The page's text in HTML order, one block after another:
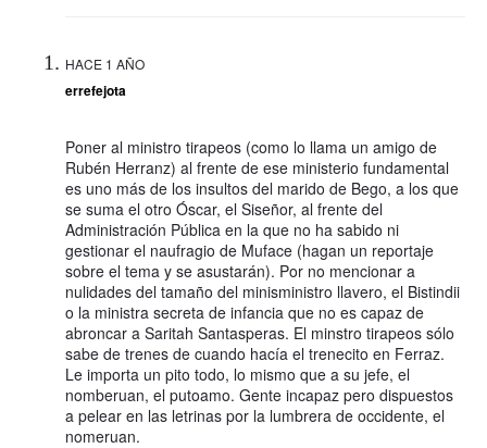
HACE 1 AÑO
errefejota
Poner al ministro tirapeos (como lo llama un amigo de
Rubén Herranz) al frente de ese ministerio fundamental
es uno más de los insultos del marido de Bego, a los que
se suma el otro Óscar, el Siseñor, al frente del
Administración Pública en la que no ha sabido ni
gestionar el naufragio de Muface (hagan un reportaje
sobre el tema y se asustarán). Por no mencionar a
nulidades del tamaño del minisministro llavero, el Bistindii
o la ministra secreta de infancia que no es capaz de
abroncar a Saritah Santasperas. El minstro tirapeos sólo
sabe de trenes de cuando hacía el trenecito en Ferraz.
Le importa un pito todo, lo mismo que a su jefe, el
nomberuan, el putoamo. Gente incapaz pero dispuestos
a pelear en las letrinas por la lumbrera de occidente, el
nomeruan.